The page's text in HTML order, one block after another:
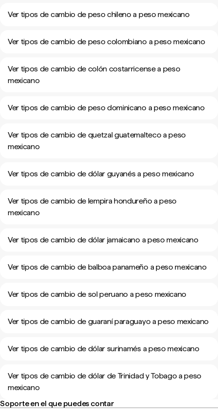
Ver tipos de cambio de peso chileno a peso mexicano
Ver tipos de cambio de peso colombiano a peso mexicano
Ver tipos de cambio de colón costarricense a peso
mexicano
Ver tipos de cambio de peso dominicano a peso mexicano
Ver tipos de cambio de quetzal guatemalteco a peso
mexicano
Ver tipos de cambio de dólar guyanés a peso mexicano
Ver tipos de cambio de lempira hondureño a peso
mexicano
Ver tipos de cambio de dólar jamaicano a peso mexicano
Ver tipos de cambio de balboa panameño a peso mexicano
Ver tipos de cambio de sol peruano a peso mexicano
Ver tipos de cambio de guaraní paraguayo a peso mexicano
Ver tipos de cambio de dólar surinamés a peso mexicano
Ver tipos de cambio de dólar de Trinidad y Tobago a peso
mexicano
Soporte en el que puedes contar